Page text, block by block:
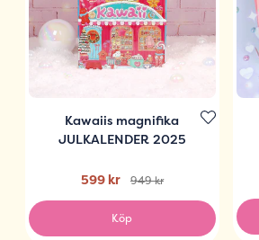
Kawaiis magnifika
JULKALENDER 2025
599 kr 949 kr
Köp